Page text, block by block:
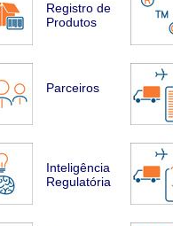
Registro de
Produtos
Parceiros
Inteligência
Regulatória